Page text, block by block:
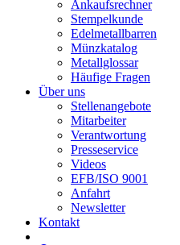
Ankaufsrechner
Stempelkunde
Edelmetallbarren
Münzkatalog
Metallglossar
Häufige Fragen
Über uns
Stellenangebote
Mitarbeiter
Verantwortung
Presseservice
Videos
EFB/ISO 9001
Anfahrt
Newsletter
Kontakt